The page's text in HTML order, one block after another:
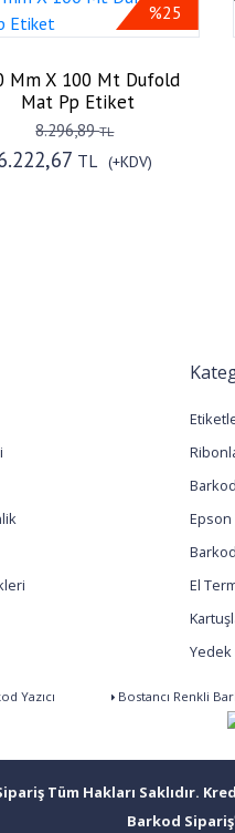
%25
Mm X 100 Mt Dufold
Mat Pp Etiket
8.296,89TL
TL (+KDV)
El
Yedek
Yazıcı Bostancı Renkli
Tüm Hakları Saklıdır.
Barkod Sipariş